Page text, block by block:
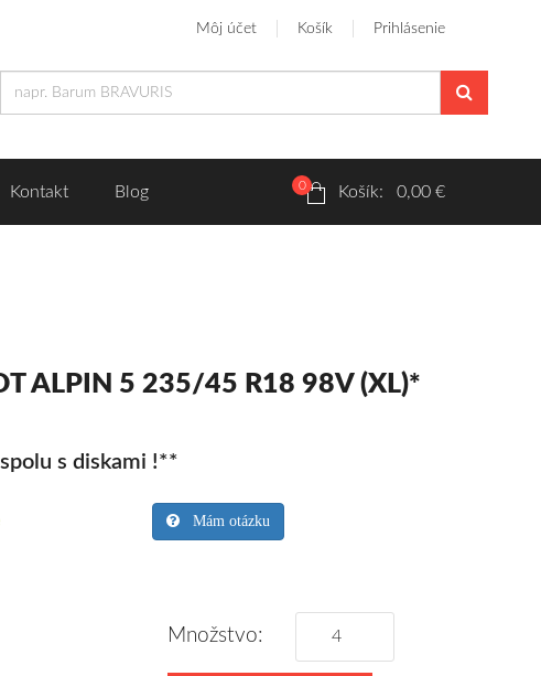
Môj účet Košík Prihlásenie
Kontakt Blog 0 Košík: 0,00 €
ALPIN 5 235/45 R18 98V (XL)*
s diskami !**
Mám otázku
Množstvo: